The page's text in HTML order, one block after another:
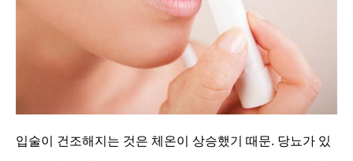
입술이 건조해지는 것은 체온이 상승했기 때문. 당뇨가 있